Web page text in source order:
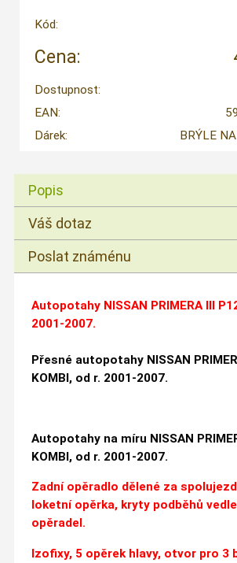
Kód:
Cena:
Dostupnost:
EAN:
Dárek:
BRÝLE
Popis
Váš dotaz
Poslat známénu
Autopotahy NISSAN PRIMERA III
2001-2007.
Přesné autopotahy NISSAN
KOMBI, od r. 2001-2007.
Autopotahy na míru NISSAN
KOMBI, od r. 2001-2007.
Zadní opěradlo dělené za
loketní opěrka, kryty podběhů
opěradel.
Izofixy, 5 opěrek hlavy, otvor pro 3